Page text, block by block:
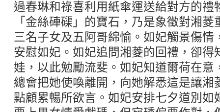
過春琳和祿喜利用紙傘運送給對方的禮
「金絲硨磲」的寶石，乃是象徵對湘
三名子女及五阿哥綿愉。如妃觸景傷情
安慰如妃。如妃追問湘菱的回禮，卻得
娃，以此勉勵流斐。如妃知道爾荷在意
總會把她使喚離開，向她解悉這是讓湘
點顧累暢所欲言。如妃安排七夕道別如